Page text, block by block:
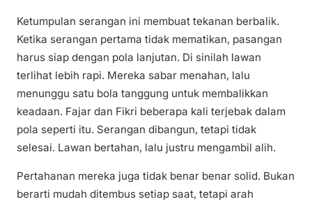
Ketumpulan serangan ini membuat tekanan berbalik.
Ketika serangan pertama tidak mematikan, pasangan
harus siap dengan pola lanjutan. Di sinilah lawan
terlihat lebih rapi. Mereka sabar menahan, lalu
menunggu satu bola tanggung untuk membalikkan
keadaan. Fajar dan Fikri beberapa kali terjebak dalam
pola seperti itu. Serangan dibangun, tetapi tidak
selesai. Lawan bertahan, lalu justru mengambil alih.
Pertahanan mereka juga tidak benar benar solid. Bukan
berarti mudah ditembus setiap saat, tetapi arah